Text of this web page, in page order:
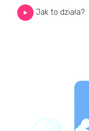
Jak to działa?